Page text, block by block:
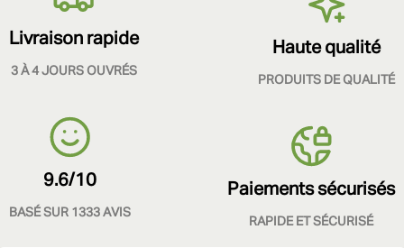
Livraison rapide
3 À 4 JOURS OUVRÉS
Haute qualité
PRODUITS DE QUALITÉ
9.6/10
BASÉ SUR 1333 AVIS
Paiements sécurisés
RAPIDE ET SÉCURISÉ